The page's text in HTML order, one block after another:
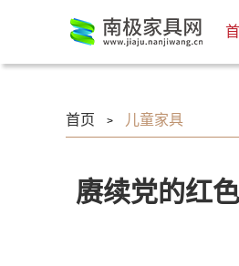
首页 > 儿童家具
赓续党的红